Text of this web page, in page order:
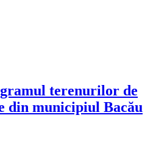
terenurilor de
din municipiul Bacău